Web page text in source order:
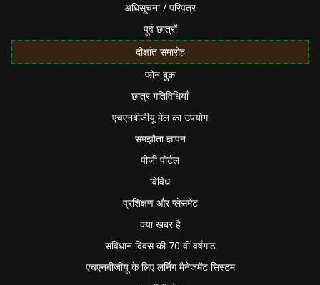
अधिसूचना / परिपत्र
पूर्व छात्रों
दीक्षांत समारोह
फोन बुक
छात्र गतिविधियाँ
एचएनबीजीयू मेल का उपयोग
समझौता ज्ञापन
पीजी पोर्टल
विविध
प्रशिक्षण और प्लेसमेंट
क्या खबर है
संविधान दिवस की 70 वीं वर्षगांठ
एचएनबीजीयू के लिए लर्निंग मैनेजमेंट सिस्टम